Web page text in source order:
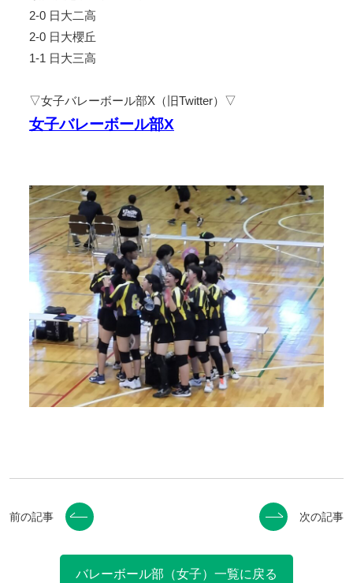
2-0 日大二高
2-0 日大櫻丘
1-1 日大三高
▽女子バレーボール部X（旧Twitter）▽
女子バレーボール部X
前の記事
バレーボール部（女子）一覧に戻る
次の記事